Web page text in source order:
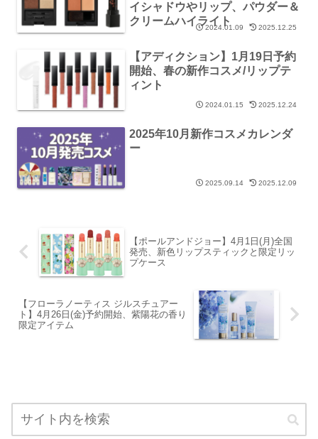
イシャドウやリップ、パウダー＆
クリームハイライト
2024.01.09 2025.12.25
【アディクション】1月19日予約
開始、春の新作コスメ/リップテ
ィント
2024.01.15 2025.12.24
2025年10月新作コスメカレンダ
ー
2025.09.14 2025.12.09
【ポールアンドジョー】4月1日(月)全国
発売、新色リップスティックと限定リッ
プケース
【フローラノーティス ジルスチュアー
ト】4月26日(金)予約開始、紫陽花の香り
限定アイテム